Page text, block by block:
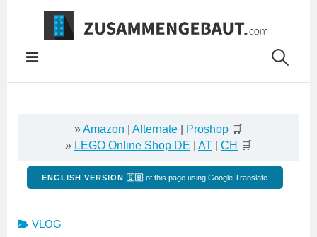
Springe
Inhalt
»Amazon Alternate Proshop 🛒
» LEGO Online Shop DE AT CH 🛒
ENGLISH VERSION 🇬🇧 of this page using Google Translate
VLOG